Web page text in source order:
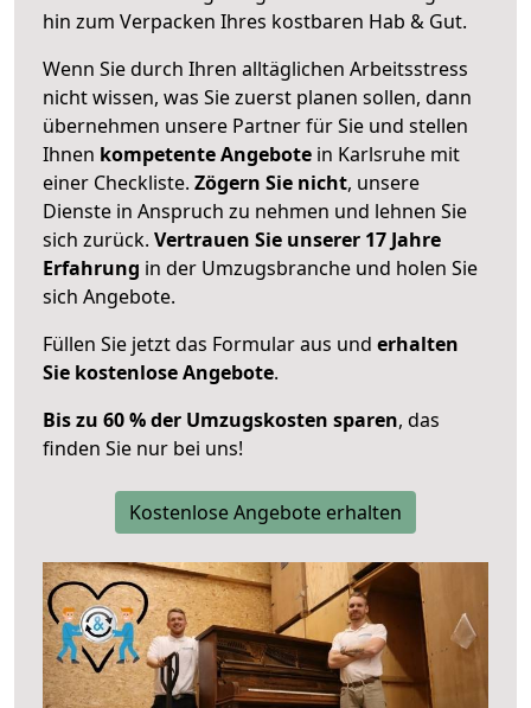
hin zum Verpacken Ihres kostbaren Hab & Gut.
Wenn Sie durch Ihren alltäglichen Arbeitsstress
nicht wissen, was Sie zuerst planen sollen, dann
übernehmen unsere Partner für Sie und stellen
Ihnen kompetente Angebote in Karlsruhe mit
einer Checkliste. Zögern Sie nicht, unsere
Dienste in Anspruch zu nehmen und lehnen Sie
sich zurück. Vertrauen Sie unserer 17 Jahre
Erfahrung in der Umzugsbranche und holen Sie
sich Angebote.
Füllen Sie jetzt das Formular aus und erhalten
Sie kostenlose Angebote.
Bis zu 60 % der Umzugskosten sparen, das
finden Sie nur bei uns!
Kostenlose Angebote erhalten